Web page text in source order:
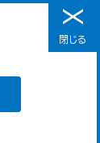
メニュー
閉じる